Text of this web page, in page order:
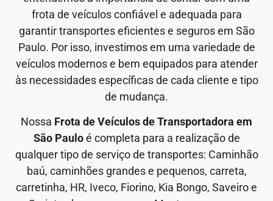
frota de veículos confiável e adequada para
garantir transportes eficientes e seguros em São
Paulo. Por isso, investimos em uma variedade de
veículos modernos e bem equipados para atender
às necessidades específicas de cada cliente e tipo
de mudança.
Nossa Frota de Veículos de Transportadora em
São Pauloé completa para a realização de
qualquer tipo de serviço de transportes: Caminhão
baú, caminhões grandes e pequenos, carreta,
carretinha, HR, Iveco, Fiorino, Kia Bongo, Saveiro e